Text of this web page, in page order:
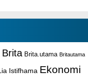
Brita Brita.utama Britautama
Istifhama Ekonomi